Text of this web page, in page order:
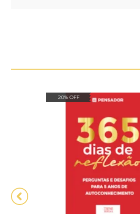
20% OFF